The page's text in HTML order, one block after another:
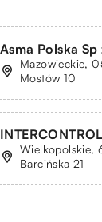
Asma Polska
Mazowieckie,
Mostów 10
Wielkopolskie,
Barcińska 21